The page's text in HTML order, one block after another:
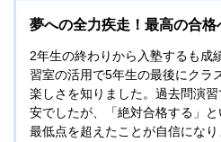
夢への全力疾走！最高の合格
2年生の終わりから入塾するも成
習室の活用で5年生の最後にクラ
楽しさを知りました。過去問演
安でしたが、「絶対合格する」
最低点を超えたことが自信になり